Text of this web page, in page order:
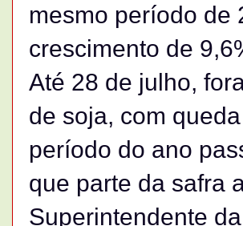
mesmo período de
crescimento de
Até 28 de julho,
de soja, com
período do ano
que parte da safra
Superintendente